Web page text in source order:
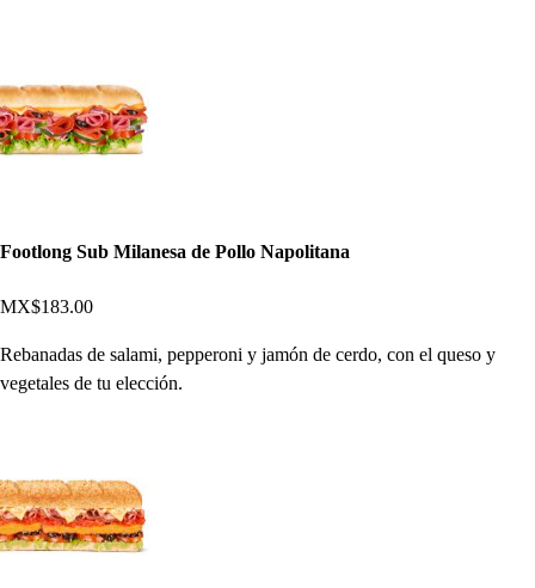
Footlong Sub Milanesa de Pollo Napolitana
MX$183.00
Rebanadas de salami, pepperoni y jamón de cerdo, con el queso y
vegetales de tu elección.